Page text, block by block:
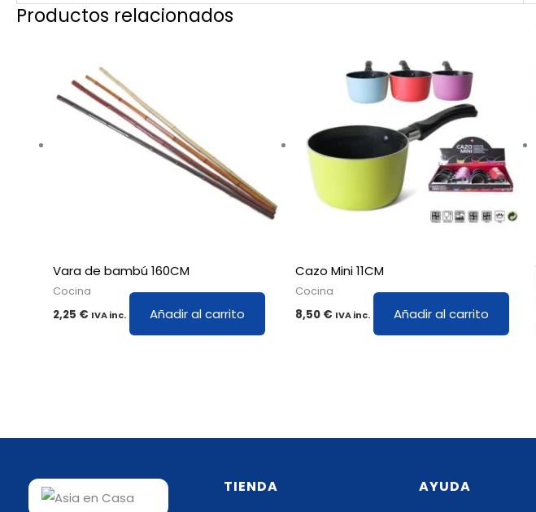
Productos relacionados
Vara de bambú 160CM
Cocina
2,25 € IVA inc. Añadir al carrito
Cazo Mini 11CM
Cocina
8,50 € IVA inc. Añadir al carrito
TIENDA AYUDA